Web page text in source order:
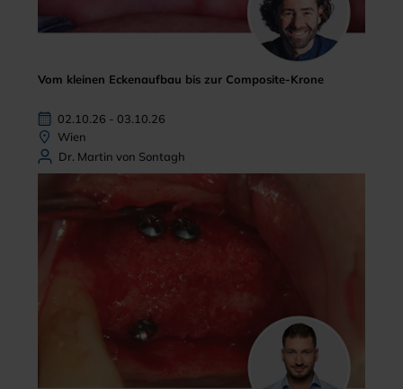
Vom kleinen Eckenaufbau bis zur Composite-Krone
02.10.26 - 03.10.26
Wien
Dr. Martin von Sontagh